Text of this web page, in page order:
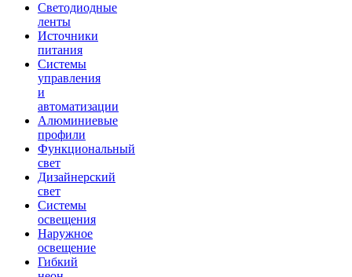
Светодиодные
ленты
Источники
питания
Системы
управления
и
автоматизации
Алюминиевые
профили
Функциональный
свет
Дизайнерский
свет
Системы
освещения
Наружное
освещение
Гибкий